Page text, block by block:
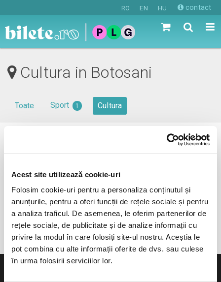
Acest site utilizează cookie-uri
Folosim cookie-uri pentru a personaliza conținutul și
anunțurile, pentru a oferi funcții de rețele sociale și pentru
a analiza traficul. De asemenea, le oferim partenerilor de
rețele sociale, de publicitate și de analize informații cu
privire la modul în care folosiți site-ul nostru. Aceștia le
pot combina cu alte informații oferite de dvs. sau culese
în urma folosirii serviciilor lor.
RO EN HU contact
Cultura in Botosani
Toate Sport 1 Cultura
0 evenimente in viitorul apropiat
anunta-ma pe email cand apare urmatorul eveniment la
Botosani